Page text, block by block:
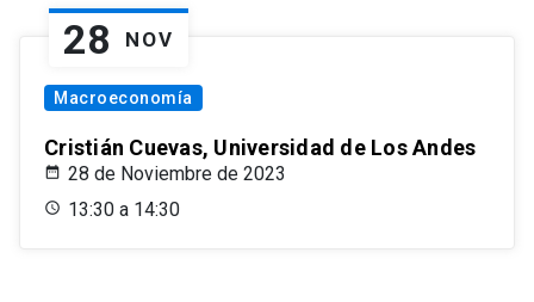
28 NOV
Macroeconomía
Cristián Cuevas, Universidad de Los Andes
28 de Noviembre de 2023
13:30 a 14:30